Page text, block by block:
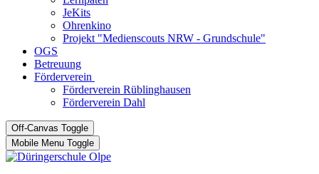
JeKits
Ohrenkino
Projekt "Medienscouts NRW - Grundschule"
OGS
Betreuung
Förderverein
Förderverein Rüblinghausen
Förderverein Dahl
Off-Canvas Toggle
Mobile Menu Toggle